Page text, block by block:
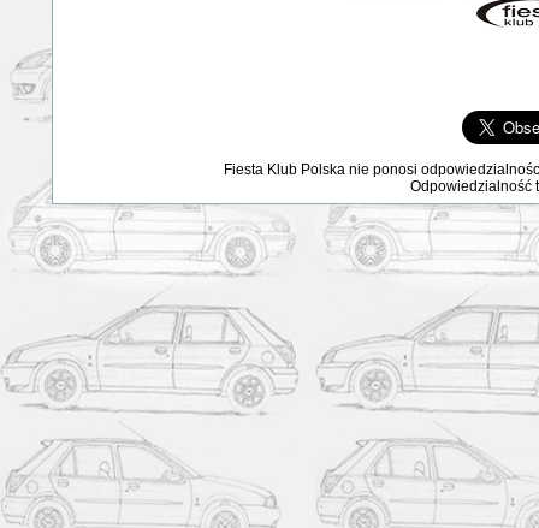
Fiesta Klub Polska nie ponosi
Odpowiedzialność